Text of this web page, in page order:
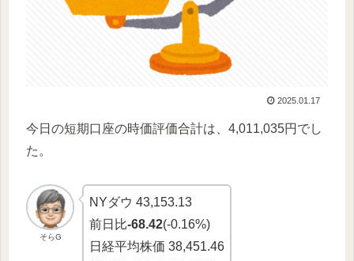
2025.01.17
今日の短期口座の時価評価合計は、4,011,035円でし
た。
そらG
NYダウ 43,153.13
前日比-68.42(-0.16%)
日経平均株価 38,451.46